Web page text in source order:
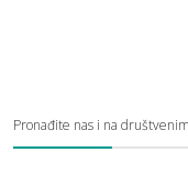
Pronađite nas i na